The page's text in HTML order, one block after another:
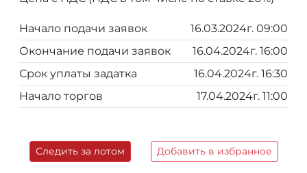
Начало подачи заявок
16.03.2024г. 09:00
Окончание подачи заявок
16.04.2024г. 16:00
Срок уплаты задатка
16.04.2024г. 16:30
Начало торгов
17.04.2024г. 11:00
Следить за лотом Добавить в избранное